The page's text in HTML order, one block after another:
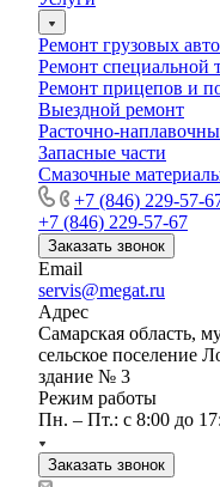
Ремонт грузовых
Ремонт специальной
Ремонт прицепов и
Выездной ремонт
Расточно-
Запасные части
Смазочные
+7 (846) 229-57-
+7 (846) 229-57-67
Заказать звонок
Email
servis@megat.ru
Адрес
Самарская область,
сельское поселение
здание № 3
Режим работы
Пн. – Пт.: с 8:00 до
Заказать звонок